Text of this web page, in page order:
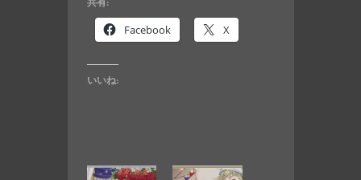
共有:
Facebook X
いいね: